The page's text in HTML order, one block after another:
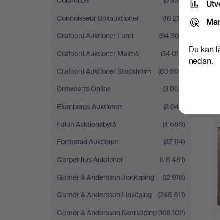
Connoisseur Bokauktioner
(16 212)
Crafoord Auktioner Lund
(94 362)
Crafoord Auktioner Malmö
(34 010)
Crafoord Auktioner Stockholm
(80 604)
Dreweatts Online
(3 000)
Ekenbergs Auktioner
(3 042)
Falun Auktionsbyrå
(4 669)
Formstad Auktioner
(37 114)
Garpenhus Auktioner
(118 481)
Gomér & Andersson Jönköping
(12 916)
Gomér & Andersson Linköping
(245 811)
Gomér & Andersson Norrköping(108 102)
Du kan
nedan.